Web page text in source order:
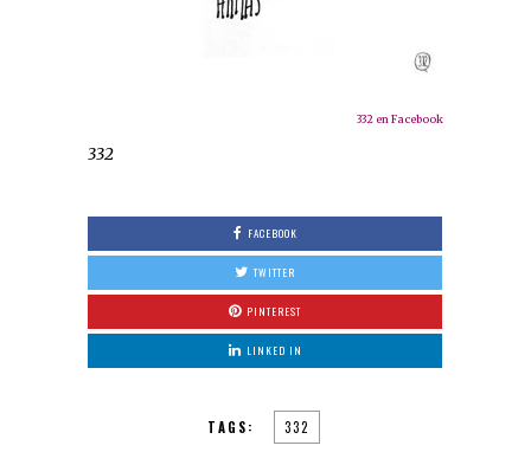
332 en Facebook
332
FACEBOOK
TWITTER
PINTEREST
LINKED IN
TAGS: 332